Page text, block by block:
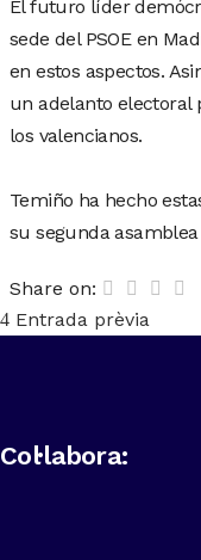
El futuro líder
sede del PSOE en
en estos aspectos.
un adelanto electoral
los valencianos.
Temiño ha hecho
su segunda
Share on:
Entrada prèvia
Col·labora: